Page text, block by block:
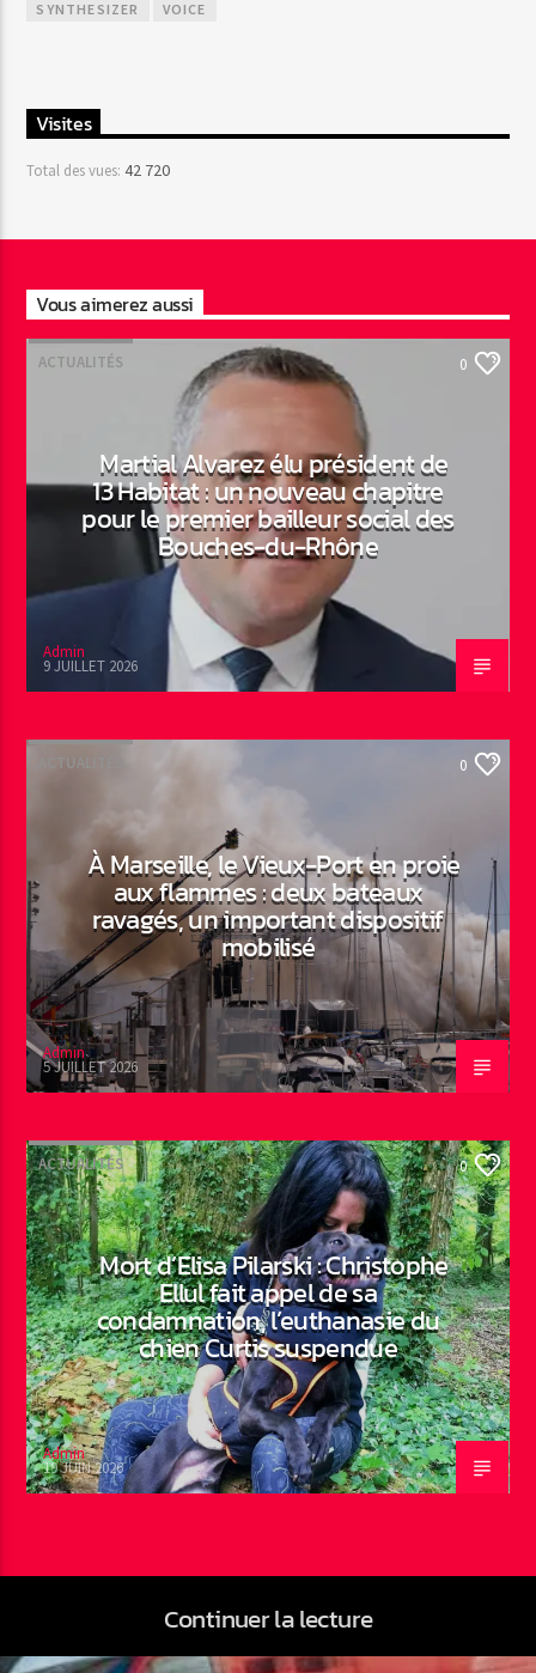
SYNTHESIZER VOICE
Visites
Total des vues:42 720
Vous aimerez aussi
ACTUALITÉS 0
Martial Alvarez élu président de
13 Habitat : un nouveau chapitre
pour le premier bailleur social des
Bouches-du-Rhône
Admin
9 JUILLET 2026
ACTUALITÉS 0
À Marseille, le Vieux-Port en proie
aux flammes : deux bateaux
ravagés, un important dispositif
mobilisé
Admin
5 JUILLET 2026
ACTUALITÉS 0
Mort d’Elisa Pilarski : Christophe
Ellul fait appel de sa
condamnation, l’euthanasie du
chien Curtis suspendue
Admin
19 JUIN 2026
Continuer la lecture